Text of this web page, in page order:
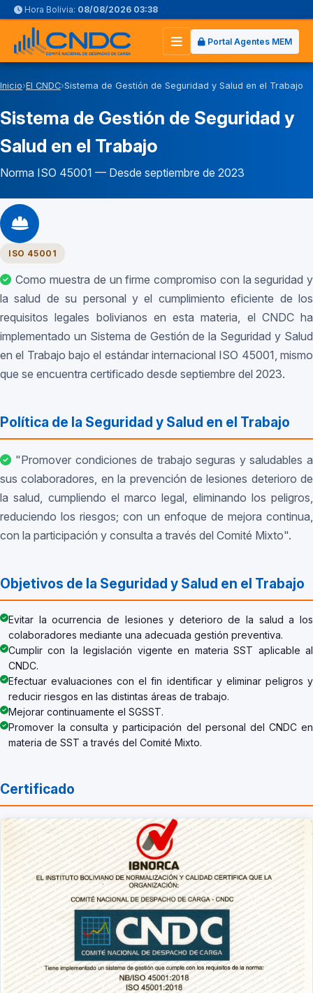
Hora Bolivia: 08/08/2026 03:38
Abrir
menú
Portal Agentes MEM
Inicio›El CNDC›Sistema de Gestión de Seguridad y Salud en el Trabajo
Sistema de Gestión de Seguridad y
Salud en el Trabajo
Norma ISO 45001 — Desde septiembre de 2023
ISO 45001
Como muestra de un firme compromiso con la seguridad y
la salud de su personal y el cumplimiento eficiente de los
requisitos legales bolivianos en esta materia, el CNDC ha
implementado un Sistema de Gestión de la Seguridad y Salud
en el Trabajo bajo el estándar internacional ISO 45001, mismo
que se encuentra certificado desde septiembre del 2023.
Política de la Seguridad y Salud en el Trabajo
"Promover condiciones de trabajo seguras y saludables a
sus colaboradores, en la prevención de lesiones deterioro de
la salud, cumpliendo el marco legal, eliminando los peligros,
reduciendo los riesgos; con un enfoque de mejora continua,
con la participación y consulta a través del Comité Mixto".
Objetivos de la Seguridad y Salud en el Trabajo
Evitar la ocurrencia de lesiones y deterioro de la salud a los
colaboradores mediante una adecuada gestión preventiva.
Cumplir con la legislación vigente en materia SST aplicable al
CNDC.
Efectuar evaluaciones con el fin identificar y eliminar peligros y
reducir riesgos en las distintas áreas de trabajo.
Mejorar continuamente el SGSST.
Promover la consulta y participación del personal del CNDC en
materia de SST a través del Comité Mixto.
Certificado